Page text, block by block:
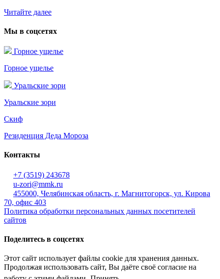
Читайте далее
Мы в соцсетях
Горное ущелье
Горное ущелье
Уральские зори
Уральские зори
Скиф
Резиденция Деда Мороза
Контакты
+7 (3519) 243678
u-zori@mmk.ru
455000, Челябинская область, г. Магнитогорск, ул. Кирова
70, офис 403
Политика обработки персональных данных посетителей
сайтов
Поделитесь в соцсетях
Этот сайт использует файлы cookie для хранения данных.
Продолжая использовать сайт, Вы даёте своё согласие на